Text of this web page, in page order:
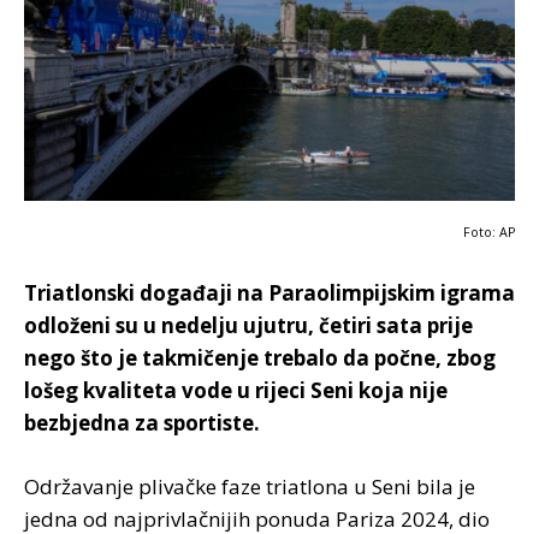
Foto: AP
Triatlonski događaji na Paraolimpijskim igrama
odloženi su u nedelju ujutru, četiri sata prije
nego što je takmičenje trebalo da počne, zbog
lošeg kvaliteta vode u rijeci Seni koja nije
bezbjedna za sportiste.
Održavanje plivačke faze triatlona u Seni bila je
jedna od najprivlačnijih ponuda Pariza 2024, dio